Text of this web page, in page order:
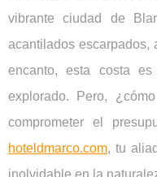
vibrante ciudad de
acantilados escarpados,
encanto, esta costa
explorado. Pero,
comprometer el
hoteldmarco.com, tu
inolvidable en la